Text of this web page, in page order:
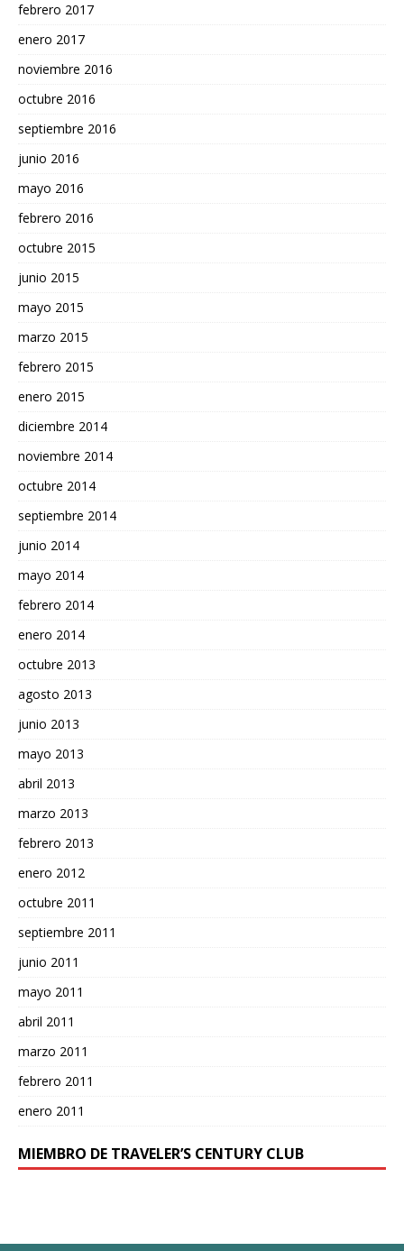
febrero 2017
enero 2017
noviembre 2016
octubre 2016
septiembre 2016
junio 2016
mayo 2016
febrero 2016
octubre 2015
junio 2015
mayo 2015
marzo 2015
febrero 2015
enero 2015
diciembre 2014
noviembre 2014
octubre 2014
septiembre 2014
junio 2014
mayo 2014
febrero 2014
enero 2014
octubre 2013
agosto 2013
junio 2013
mayo 2013
abril 2013
marzo 2013
febrero 2013
enero 2012
octubre 2011
septiembre 2011
junio 2011
mayo 2011
abril 2011
marzo 2011
febrero 2011
enero 2011
MIEMBRO DE TRAVELER’S CENTURY CLUB